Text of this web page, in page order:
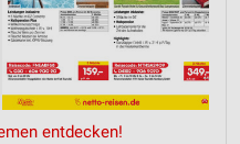
entdecken!